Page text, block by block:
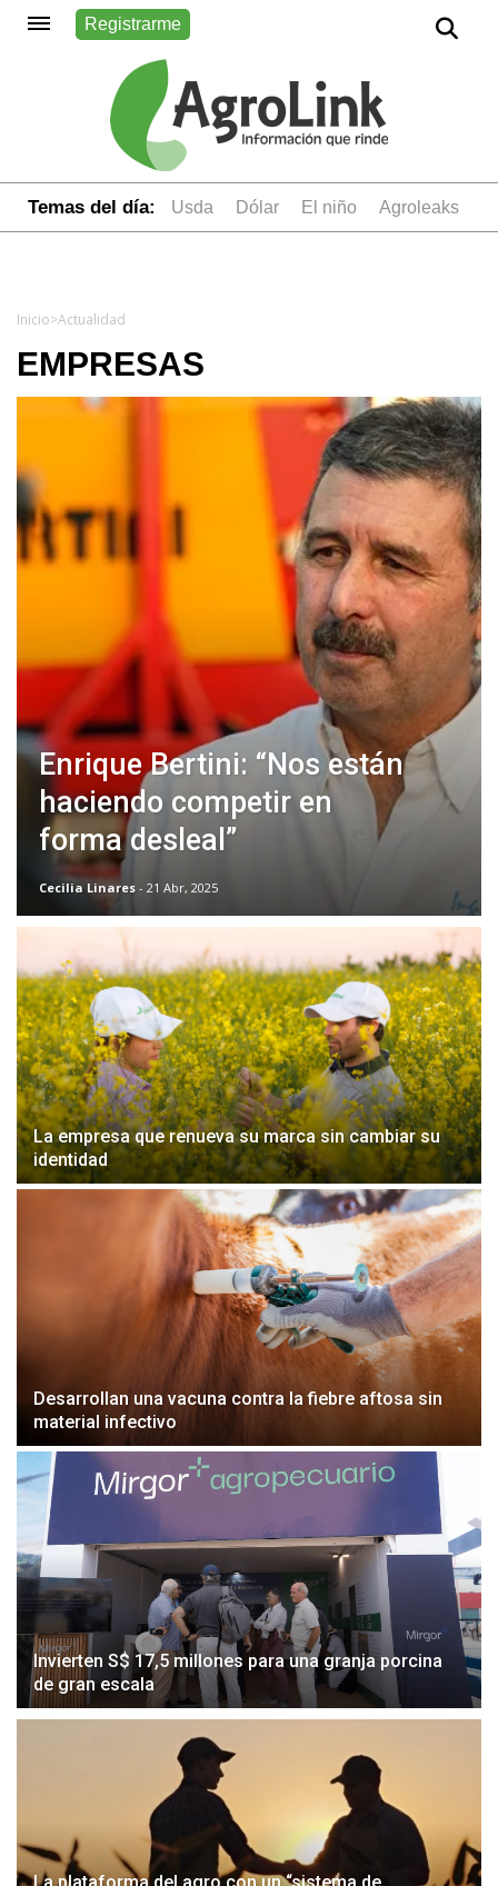
Registrarme
Temas del día: usda dólar el niño Agroleaks
Inicio>Actualidad
EMPRESAS
Enrique Bertini: “Nos están
haciendo competir en
forma desleal”
Cecilia Linares - 21 Abr, 2025
La empresa que renueva su marca sin cambiar su
identidad
Desarrollan una vacuna contra la fiebre aftosa sin
material infectivo
Invierten S$ 17,5 millones para una granja porcina
de gran escala